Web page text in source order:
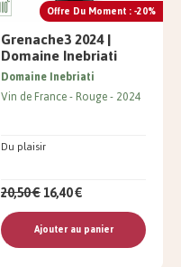
Offre Du Moment : -20%
Grenache3 2024 |
Domaine Inebriati
Du plaisir
Domaine Inebriati
Vin de France Rouge 2024
20,50 €16,40 €
Ajouter au panier